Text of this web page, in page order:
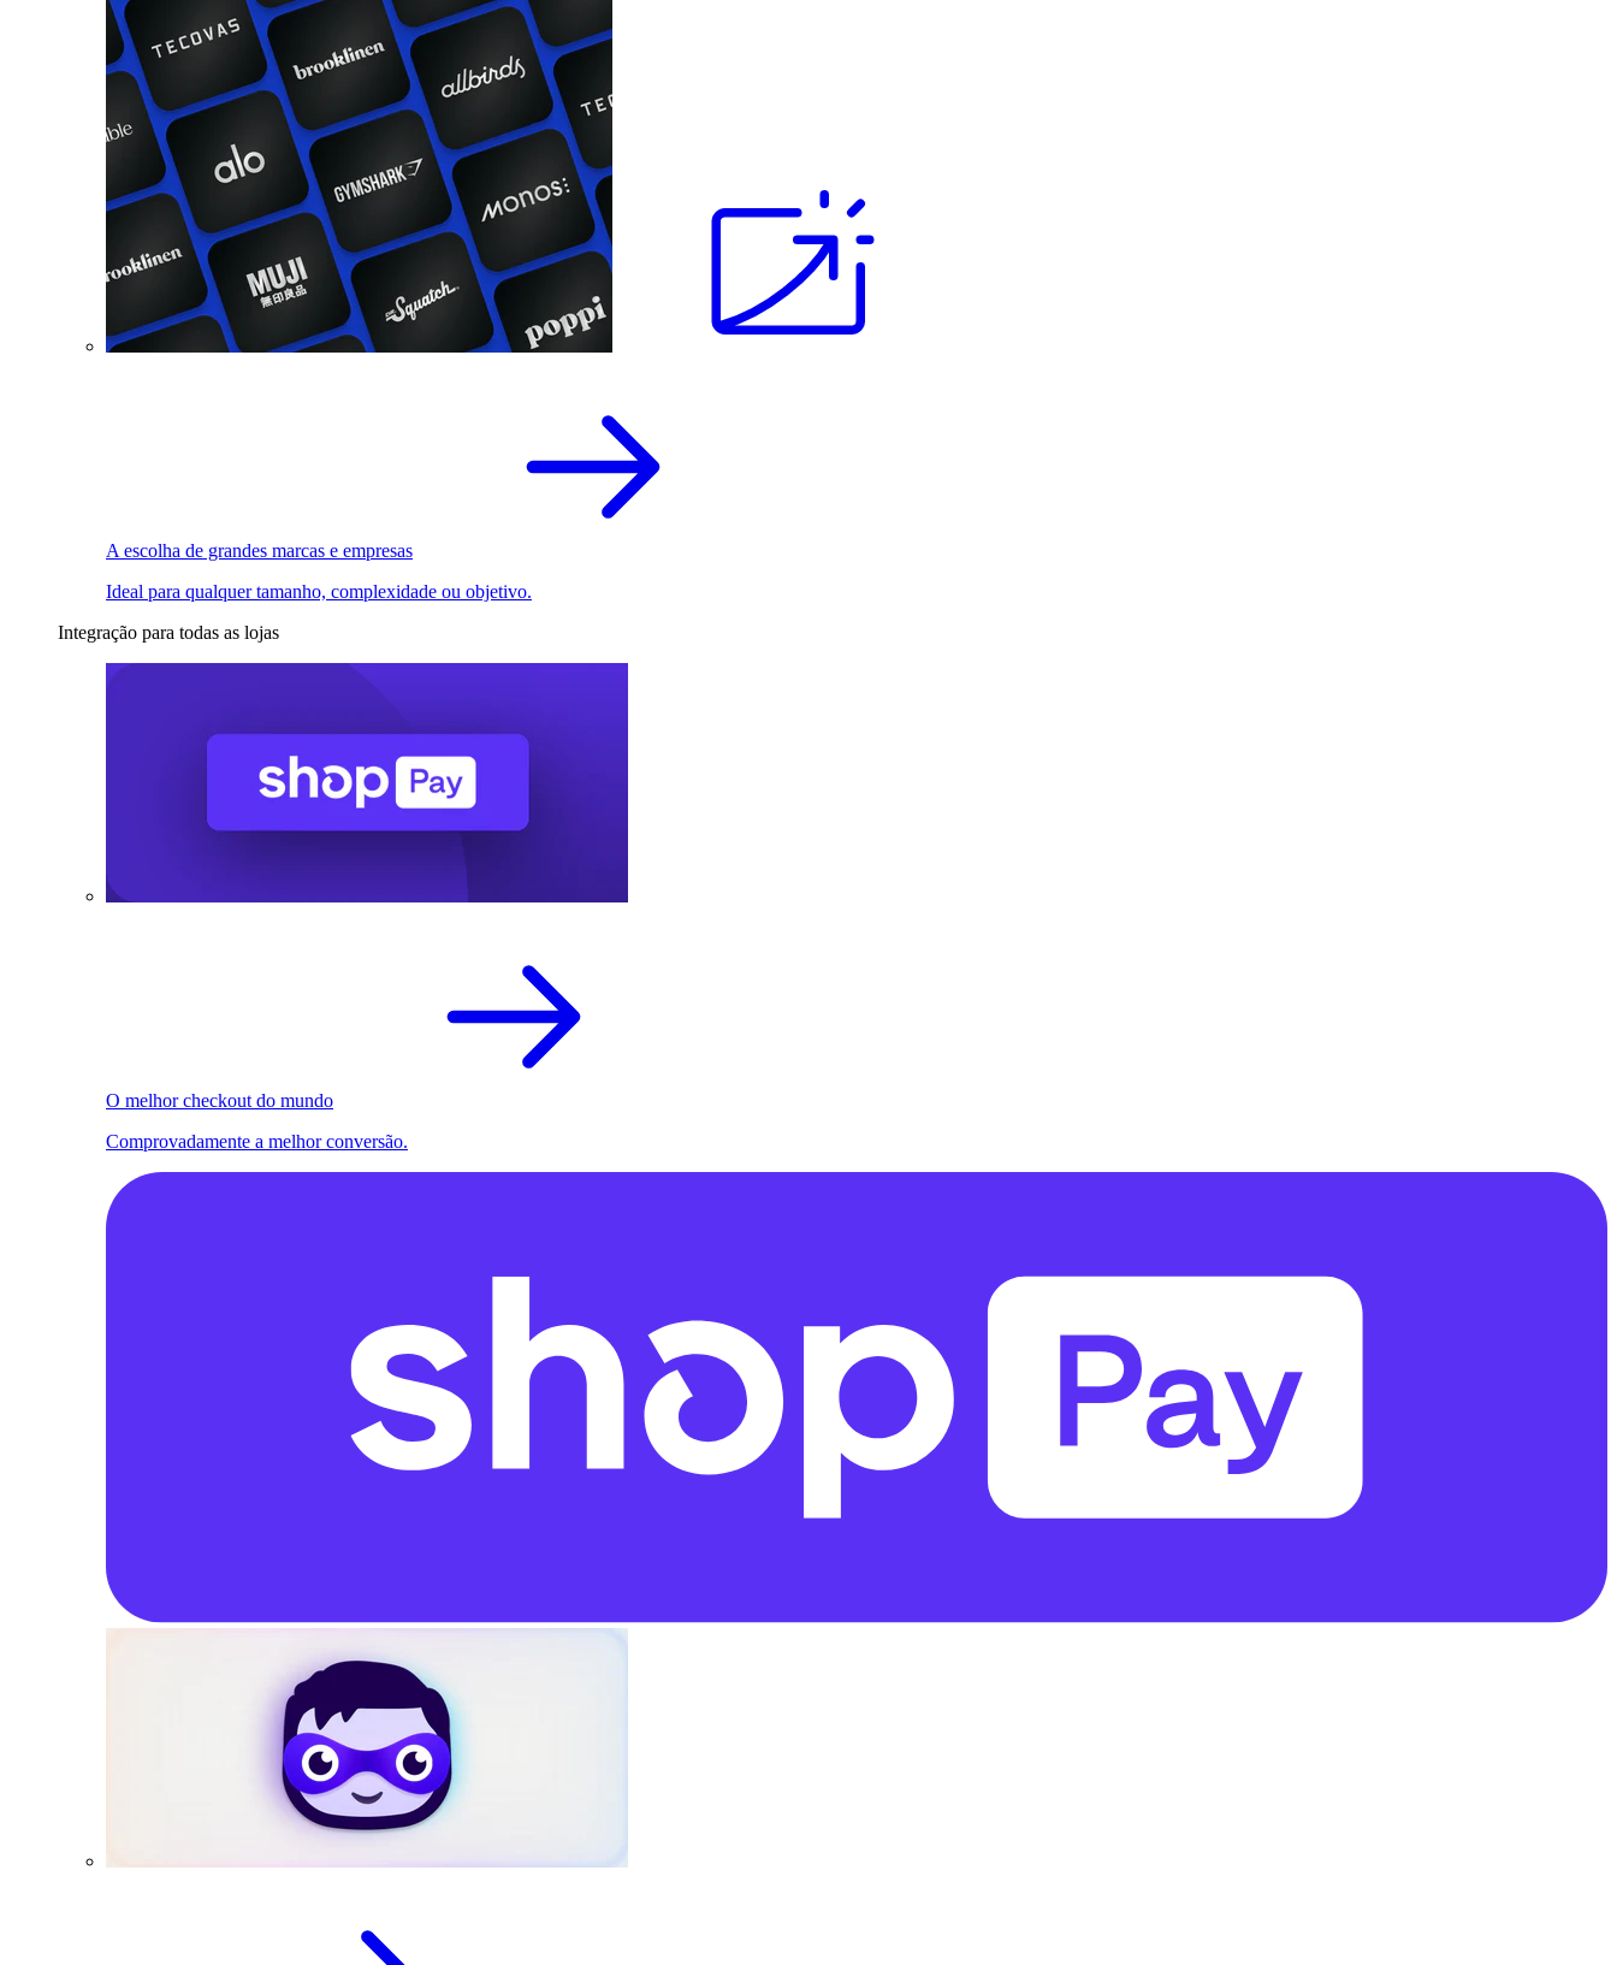
A escolha de grandes marcas e empresas
Ideal para qualquer tamanho, complexidade ou objetivo.
Integração para todas as lojas
O melhor checkout do mundo
Comprovadamente a melhor conversão.